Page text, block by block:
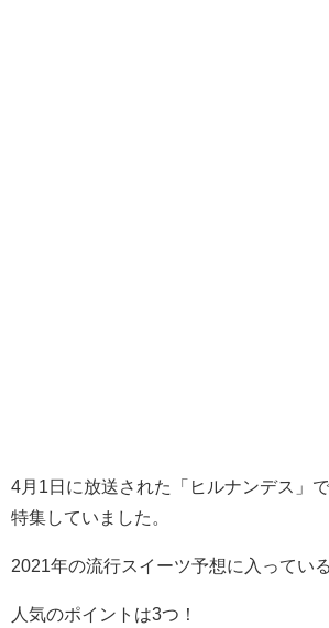
4月1日に放送された「ヒルナンデス」
特集していました。
2021年の流行スイーツ予想に入ってい
人気のポイントは3つ！